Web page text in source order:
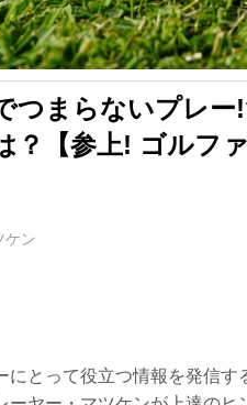
つまらないプレ
【参上! ゴルファ
ケン
とって役立つ情報を発信す